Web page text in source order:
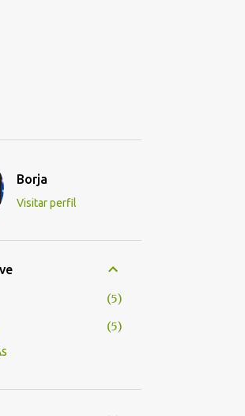
Borja
Visitar perfil
5
5